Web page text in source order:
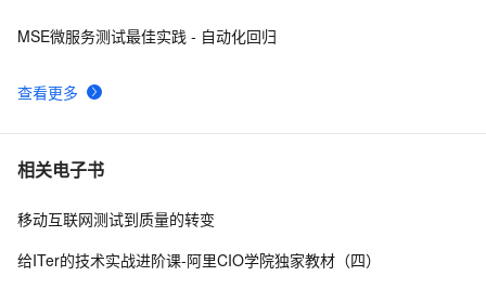
8 2022渗透测试-反弹shell的详细讲解
9 Matlab+Qt开发笔记（一）：matlab搭建Qt开发matlib环
10
查看更多
MSE微服务测试最佳实践 - 自动化回归
相关电子书
移动互联网测试到质量的转变
给ITer的技术实战进阶课-阿里CIO学院独家教材（四）